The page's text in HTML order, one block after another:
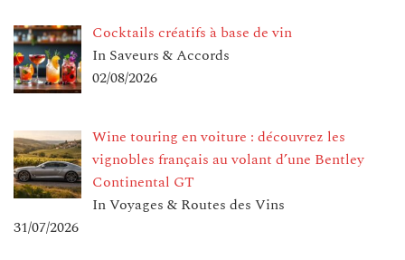
Cocktails créatifs à base de vin
In Saveurs & Accords
02/08/2026
Wine touring en voiture : découvrez les
vignobles français au volant d’une Bentley
Continental GT
In Voyages & Routes des Vins
31/07/2026